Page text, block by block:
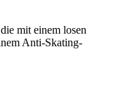
mit einem losen
Anti-Skating-